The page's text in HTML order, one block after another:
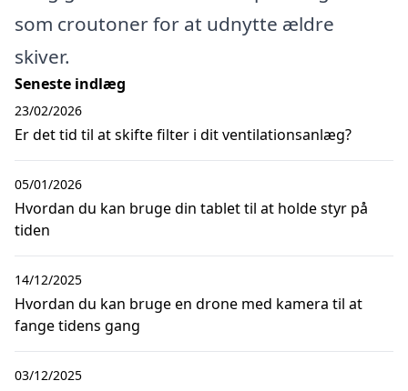
som croutoner for at udnytte ældre
skiver.
Seneste indlæg
Er det tid til at skifte filter i dit ventilationsanlæg?
23/02/2026
Hvordan du kan bruge din tablet til at holde styr på
tiden
05/01/2026
Hvordan du kan bruge en drone med kamera til at
fange tidens gang
14/12/2025
03/12/2025